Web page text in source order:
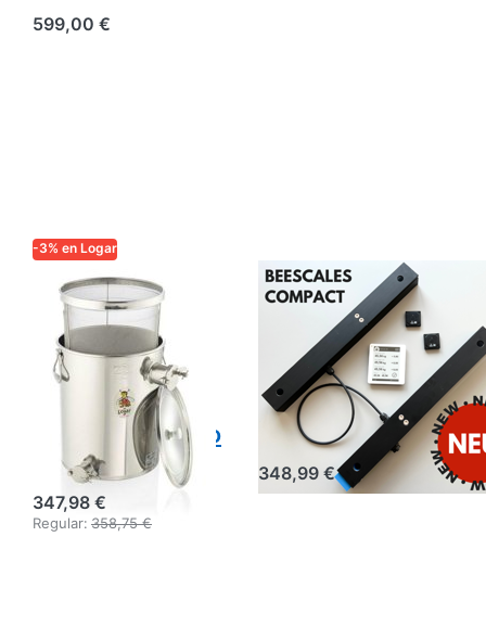
599,00 €
-3% en Logar
Logar Cuba
coladora para
colocar debajo
con tamiz fino,
35 kg, grifo de
desbordamiento
XL
347,98 €
Regular: 358,75 €
Báscula
Beescales
Compact para
una colmena con
pantalla
inalámbrica
348,99 €